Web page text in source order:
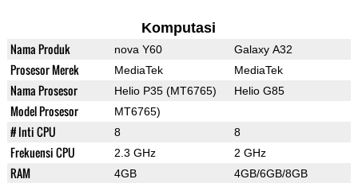
Komputasi
Nama Produk nova Y60 Galaxy A32
Prosesor Merek MediaTek MediaTek
Nama Prosesor Helio P35 (MT6765) Helio G85
Model Prosesor MT6765)
# Inti CPU 8 8
Frekuensi CPU 2.3 GHz 2 GHz
RAM 4GB 4GB/6GB/8GB